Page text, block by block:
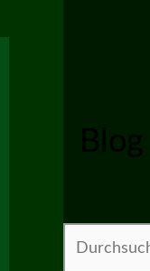
Blog
Suchen